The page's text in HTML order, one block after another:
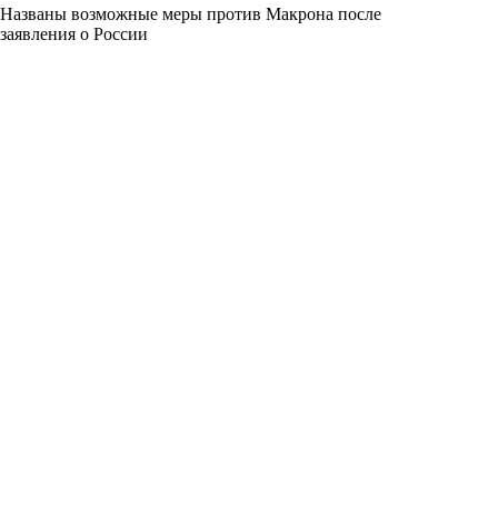
Названы возможные меры против Макрона после
заявления о России